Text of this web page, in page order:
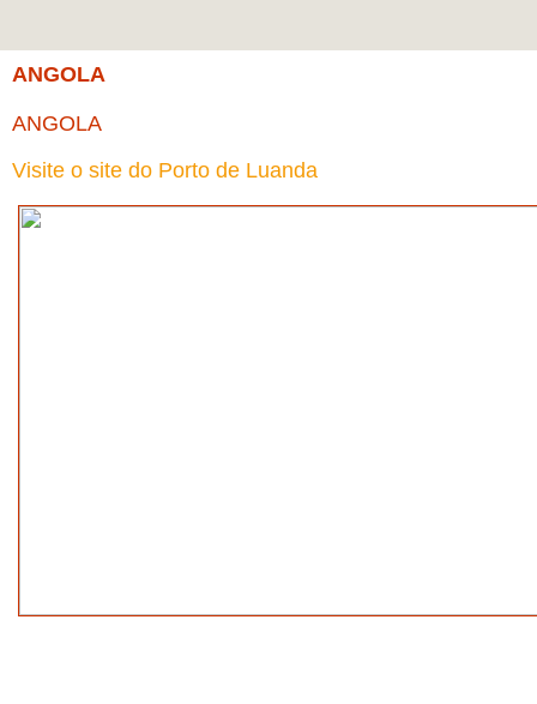
ANGOLA
ANGOLA
Visite o site do Porto de Luanda